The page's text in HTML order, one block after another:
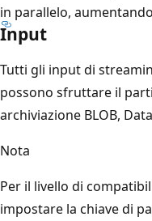
in parallelo,
Input
Tutti gli input di
possono sfruttare il
archiviazione BLOB,
Nota
Per il livello di
impostare la chiave di